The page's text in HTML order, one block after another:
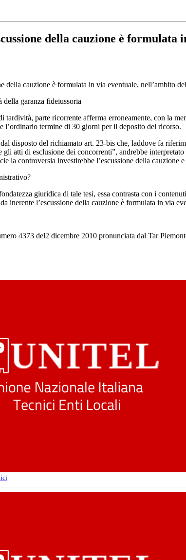
della cauzione è formulata
della cauzione è formulata in via eventuale, nell’ambito
della garanza fideiussoria
tardività, parte ricorrente afferma erroneamente, con la
l’ordinario termine di 30 giorni per il deposito del ricorso.
disposto del richiamato art. 23-bis che, laddove fa
atti di esclusione dei concorrenti”, andrebbe
la controversia investirebbe l’escussione della cauzione
giuridica di tale tesi, essa contrasta con i
inerente l’escussione della cauzione è formulata in via
4373 del2 dicembre 2010 pronunciata dal Tar